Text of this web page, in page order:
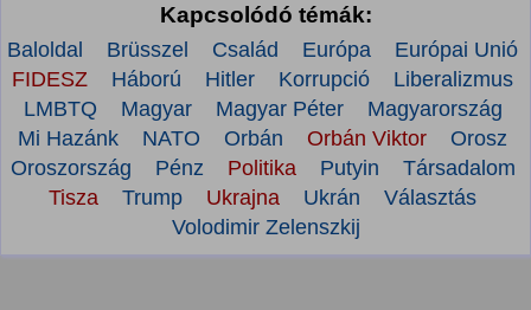
Kapcsolódó témák:
Baloldal Brüsszel Család Európa
Európai Unió
FIDESZ
Háború Hitler Korrupció
Liberalizmus
LMBTQ
Magyar Magyar Péter
Magyarország
Mi Hazánk
NATO Orbán Orbán Viktor
Orosz
Oroszország
Pénz Politika Putyin
Társadalom
Tisza
Trump Ukrajna Ukrán
Választás
Volodimir Zelenszkij